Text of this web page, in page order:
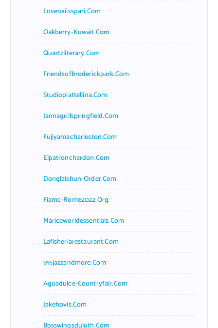
Lovenailsspari.com
Oakberry-Kuwait.com
Quartzliterary.com
Friendsofbroderickpark.com
Studiopiattellina.com
Jannagrillspringfield.com
Fujiyamacharleston.com
Elpatronchardon.com
Donglaishun-Order.com
Fiamc-Rome2022.org
Mariceworldessentials.com
Lafisheriarestaurant.com
915jazzandmore.com
Aguadulce-Countryfair.com
Jakehovis.com
Bosswingsduluth.com